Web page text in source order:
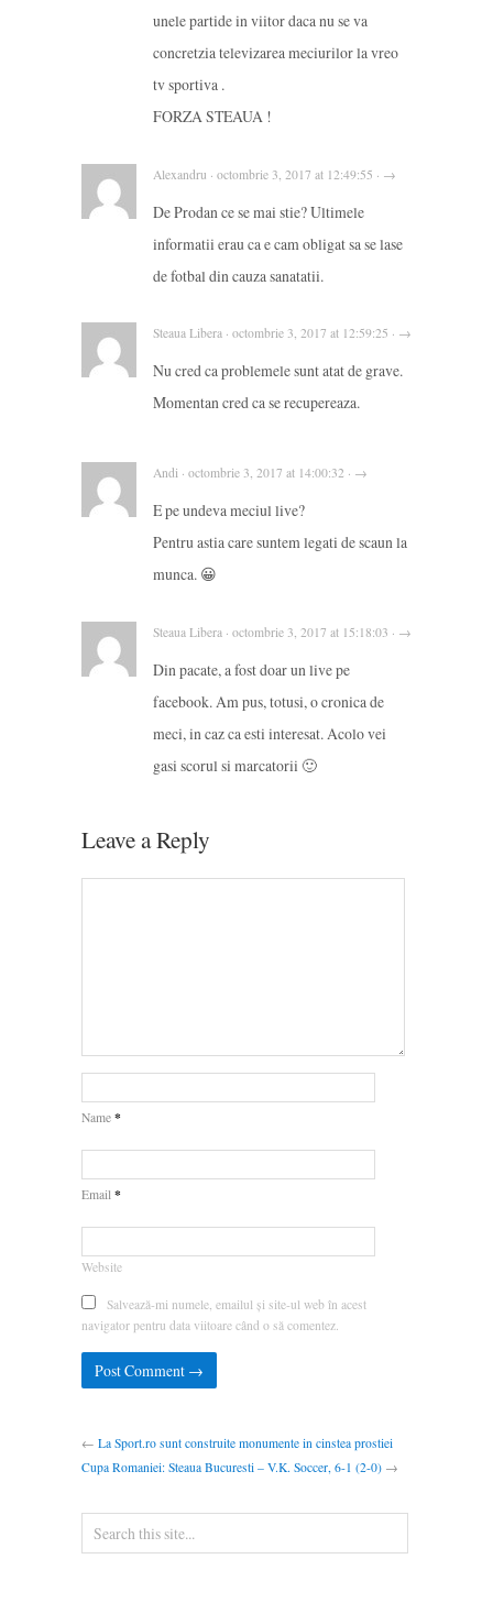
unele partide in viitor daca nu se va
concretzia televizarea meciurilor la vreo
tv sportiva .
FORZA STEAUA !
Alexandru · octombrie 3, 2017 at 12:49:55 · →
De Prodan ce se mai stie? Ultimele
informatii erau ca e cam obligat sa se lase
de fotbal din cauza sanatatii.
Steaua Libera · octombrie 3, 2017 at 12:59:25 · →
Nu cred ca problemele sunt atat de grave.
Momentan cred ca se recupereaza.
Andi · octombrie 3, 2017 at 14:00:32 · →
E pe undeva meciul live?
Pentru astia care suntem legati de scaun la
munca. 😀
Steaua Libera · octombrie 3, 2017 at 15:18:03 · →
Din pacate, a fost doar un live pe
facebook. Am pus, totusi, o cronica de
meci, in caz ca esti interesat. Acolo vei
gasi scorul si marcatorii 🙂
Leave a Reply
Name *
Email *
Website
Salvează-mi numele, emailul și site-ul web în acest
navigator pentru data viitoare când o să comentez.
← La Sport.ro sunt construite monumente in cinstea prostiei
Cupa Romaniei: Steaua Bucuresti – V.K. Soccer, 6-1 (2-0) →